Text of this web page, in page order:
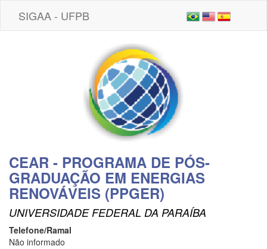
SIGAA - UFPB
CEAR - PROGRAMA DE PÓS-
GRADUAÇÃO EM ENERGIAS
RENOVÁVEIS (PPGER)
UNIVERSIDADE FEDERAL DA PARAÍBA
Telefone/Ramal
Não informado